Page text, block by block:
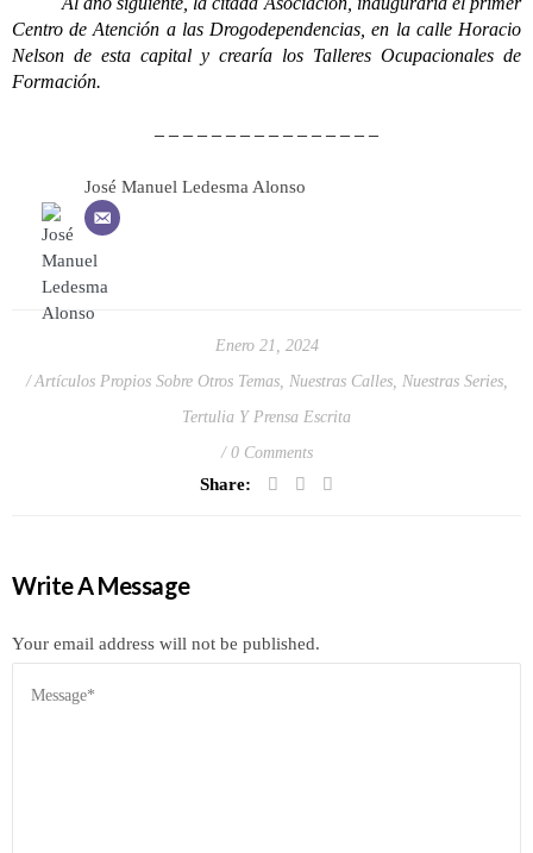
Centro de Atención a las Drogodependencias, en la calle Horacio
Nelson de esta capital y crearía los Talleres Ocupacionales de
Formación.
– – – – – – – – – – – – – – – –
José Manuel Ledesma Alonso
Enero 21, 2024
Artículos Propios Sobre Otros Temas, Nuestras Calles, Nuestras Series,
Tertulia Y Prensa Escrita
0 Comments
Share:
Write A Message
Your email address will not be published.